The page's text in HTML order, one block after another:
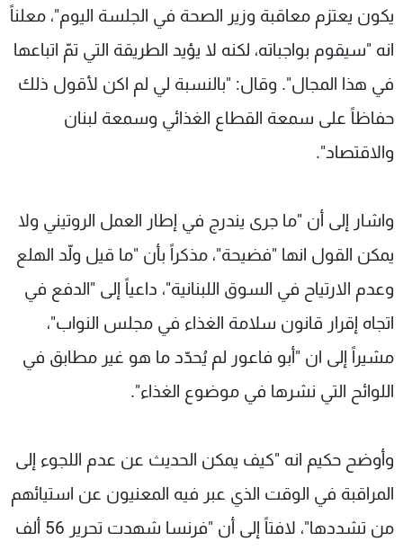
يكون يعتزم معاقبة وزير الصحة في الجلسة اليوم"، معلناً
انه "سيقوم بواجباته، لكنه لا يؤيد الطريقة التي تمّ اتباعها
في هذا المجال". وقال: "بالنسبة لي لم اكن لأقول ذلك
حفاظاً على سمعة القطاع الغذائي وسمعة لبنان
والاقتصاد".
واشار إلى أن "ما جرى يندرج في إطار العمل الروتيني ولا
يمكن القول انها "فضيحة"، مذكراً بأن "ما قيل ولّد الهلع
وعدم الارتياح في السوق اللبنانية"، داعياً إلى "الدفع في
اتجاه إقرار قانون سلامة الغذاء في مجلس النواب"،
مشيراً إلى ان "أبو فاعور لم يُحدّد ما هو غير مطابق في
اللوائح التي نشرها في موضوع الغذاء".
وأوضح حكيم انه "كيف يمكن الحديث عن عدم اللجوء إلى
المراقبة في الوقت الذي عبر فيه المعنيون عن استيائهم
من تشددها"، لافتاً إلى أن "فرنسا شهدت تحرير 56 ألف